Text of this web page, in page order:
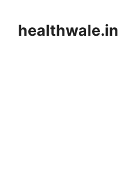
contenthealthwale.in